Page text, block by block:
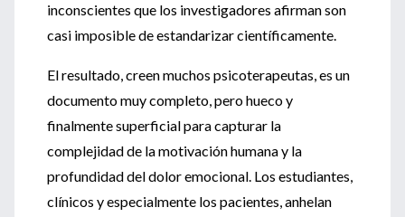
inconscientes que los investigadores afirman son
casi imposible de estandarizar científicamente.
El resultado, creen muchos psicoterapeutas, es un
documento muy completo, pero hueco y
finalmente superficial para capturar la
complejidad de la motivación humana y la
profundidad del dolor emocional. Los estudiantes,
clínicos y especialmente los pacientes, anhelan